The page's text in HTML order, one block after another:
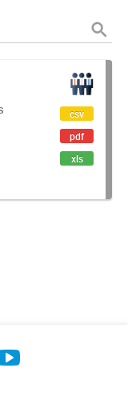
csv
pdf
xls